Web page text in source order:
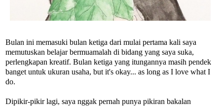
Bulan ini memasuki bulan ketiga dari mulai pertama kali saya
memutuskan belajar bermuamalah di bidang yang saya suka,
perlengkapan kreatif. Bulan ketiga yang itungannya masih pendek
banget untuk ukuran usaha, but it's okay... as long as I love what I
do.
Dipikir-pikir lagi, saya nggak pernah punya pikiran bakalan